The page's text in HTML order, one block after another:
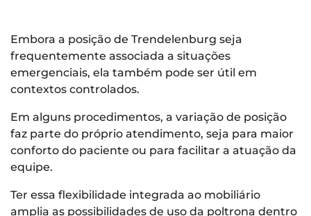
Embora a posição de Trendelenburg seja
frequentemente associada a situações
emergenciais, ela também pode ser útil em
contextos controlados.
Em alguns procedimentos, a variação de posição
faz parte do próprio atendimento, seja para maior
conforto do paciente ou para facilitar a atuação da
equipe.
Ter essa flexibilidade integrada ao mobiliário
amplia as possibilidades de uso da poltrona dentro